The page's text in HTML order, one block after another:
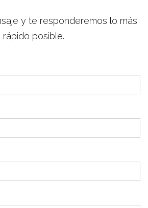
y te responderemos lo más
rápido posible.